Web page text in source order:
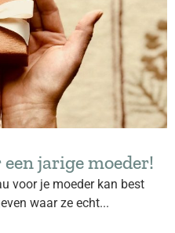
jarige moeder!
voor je moeder kan best
waar ze echt...